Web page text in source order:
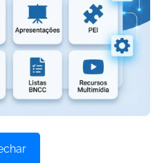
Páscoa
para Educação Infantil